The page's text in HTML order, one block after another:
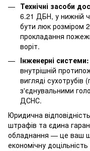
Технічні засоби
6.21 ДБН, у нижній
бути люк розміром
прокладання
воріт.
Інженерні системи:
внутрішній
вигляді
з'єднувальними
ДСНС.
Юридична
штрафів та єдина
обладнання — це ваш
економічну